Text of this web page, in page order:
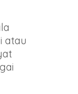
atau